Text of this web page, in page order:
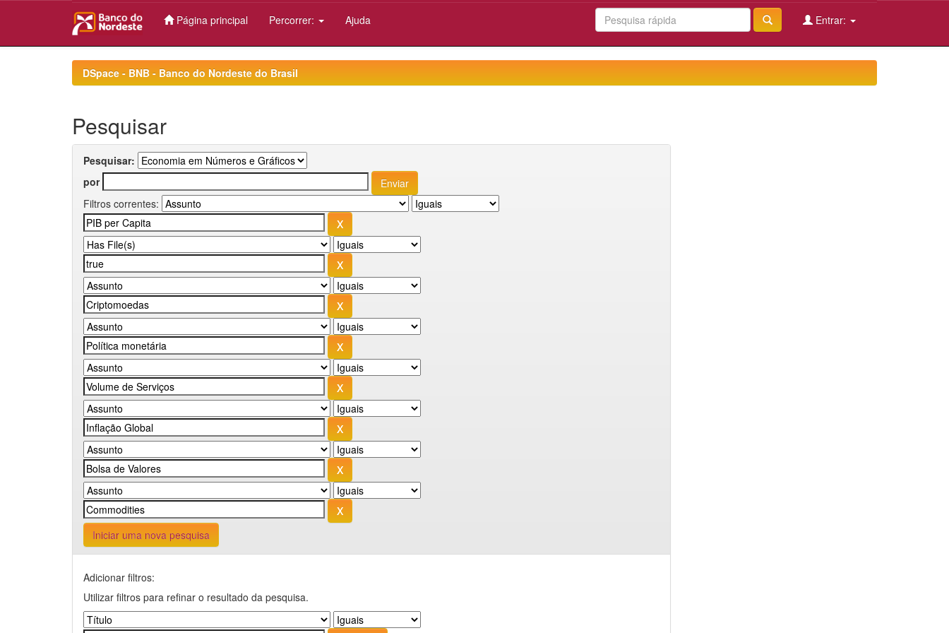
Página principal Percorrer: Ajuda Entrar:
DSpace - BNB - Banco do Nordeste do Brasil
Pesquisar
Pesquisar:
por
Filtros correntes:
Iniciar uma nova pesquisa
Adicionar filtros:
Utilizar filtros para refinar o resultado da pesquisa.